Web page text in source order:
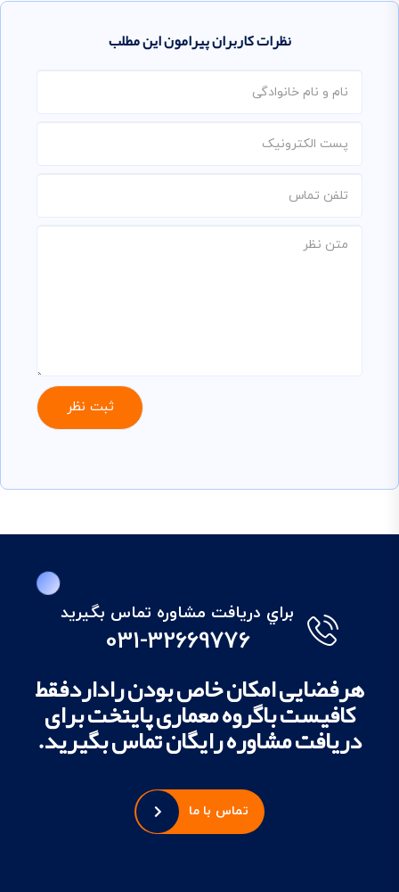
نظرات کاربران پیرامون این مطلب
براي دريافت مشاوره تماس بگيريد
031-32669776
هرفضایی امکان خاص بودن راداردفقط
کافیست باگروه معماری پایتخت برای
دریافت مشاوره رایگان تماس بگیرید.
تماس با ما